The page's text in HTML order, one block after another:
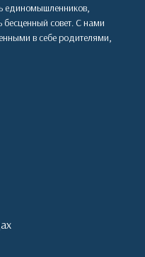
единомышленников,
совет. С нами
в себе родителями,